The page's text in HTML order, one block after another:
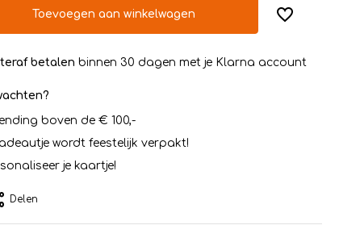
Toevoegen aan winkelwagen
betalen binnen 30 dagen met je Klarna account
boven de € 100,-
wordt feestelijk verpakt!
je kaartje!
Delen